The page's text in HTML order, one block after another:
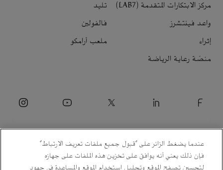
مركز الابتكارات المتقدمة (LAB7)
تليد
واعد فينتشرز
فالفولين
إثراء
ملعب أرامكو
منصّة رعاية الرياضة
عندما يضغط الزائر على "قبول جميع ملفات تعريف الارتباط"
فإن ذلك يعني أنه يوافق على تخزين هذه الملفات على جهازه
لتحسين تصفح الموقع وتحليل استخدام الموقع والمساعدة في جهود